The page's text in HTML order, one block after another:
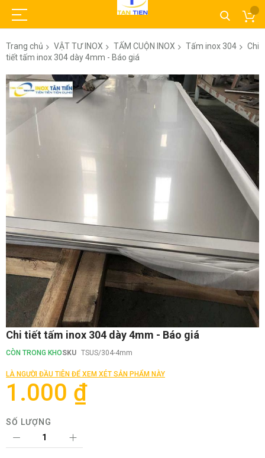
Trang chủ VẬT TƯ INOX TẤM CUỘN INOX Tấm inox 304
Chi
tiết tấm inox 304 dày 4mm - Báo giá
Chuyển
đến
phần
Chuyển
phần
của
thư
hình
Chi tiết tấm inox 304 dày 4mm - Báo giá
CÒN TRONG KHOSKU TSUS/304-4mm
LÀ NGƯỜI ĐẦU TIÊN ĐỂ XEM XÉT SẢN PHẨM NÀY
1.000 ₫
SỐ LƯỢNG